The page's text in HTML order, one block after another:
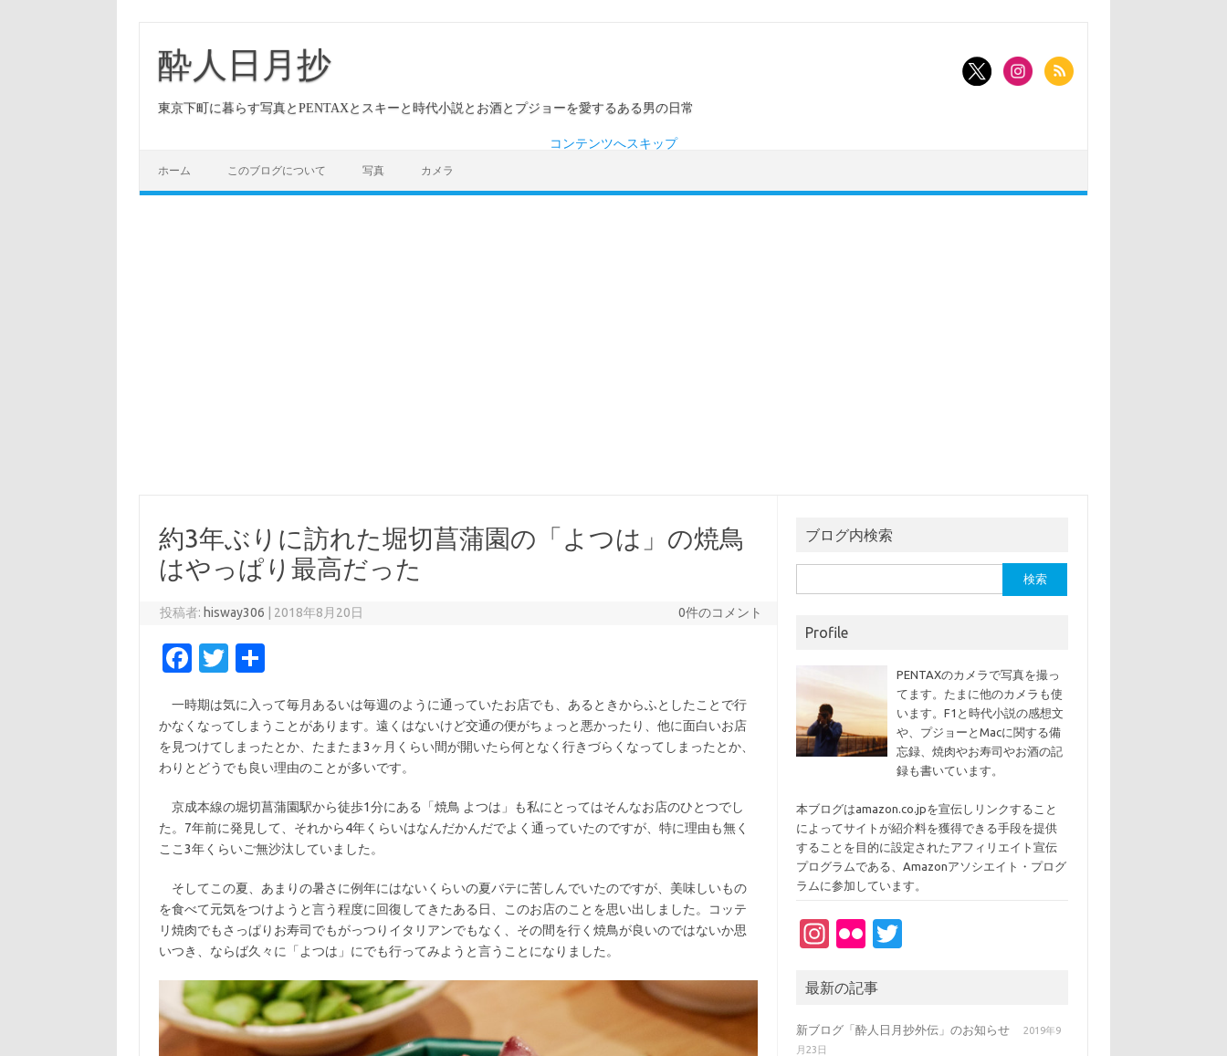
酔人日月抄
東京下町に暮らす写真とPENTAXとスキーと時代小説とお酒とプジョーを愛するある男の日常
コンテンツへスキップ
ホーム このブログについて 写真 カメラ
約3年ぶりに訪れた堀切菖蒲園の「よつは」の焼鳥
はやっぱり最高だった
投稿者: hisway306 2018年8月20日 0件のコメント
Fa
e
b
o
o
k
T
it
te
r
一時期は気に入って毎月あるいは毎週のように通っていたお店でも、あるときからふとしたことで行
かなくなってしまうことがあります。遠くはないけど交通の便がちょっと悪かったり、他に面白いお店
を見つけてしまったとか、たまたま3ヶ月くらい間が開いたら何となく行きづらくなってしまったとか、
わりとどうでも良い理由のことが多いです。
京成本線の堀切菖蒲園駅から徒歩1分にある「焼鳥 よつは」も私にとってはそんなお店のひとつでし
た。7年前に発見して、それから4年くらいはなんだかんだでよく通っていたのですが、特に理由も無く
ここ3年くらいご無沙汰していました。
そしてこの夏、あまりの暑さに例年にはないくらいの夏バテに苦しんでいたのですが、美味しいもの
を食べて元気をつけようと言う程度に回復してきたある日、このお店のことを思い出しました。コッテ
リ焼肉でもさっぱりお寿司でもがっつりイタリアンでもなく、その間を行く焼鳥が良いのではないか思
いつき、ならば久々に「よつは」にでも行ってみようと言うことになりました。
ブログ内検索
索:
Profile
PENTAXのカメラで写真を撮っ
てます。たまに他のカメラも使
います。F1と時代小説の感想文
や、プジョーとMacに関する備
忘録、焼肉やお寿司やお酒の記
録も書いています。
本ブログはamazon.co.jpを宣伝しリンクすること
によってサイトが紹介料を獲得できる手段を提供
することを目的に設定されたアフィリエイト宣伝
プログラムである、Amazonアソシエイト・プログ
ラムに参加しています。
In
a
gr
Fl
kr
te
最新の記事
新ブログ「酔人日月抄外伝」のお知らせ
2019年9
月23日